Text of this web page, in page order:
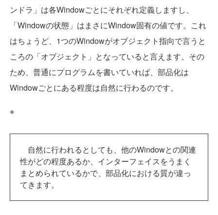
ンドラ」は各Windowごとにそれぞれ定義しますし、
「Windowの状態」はまさにWindow固有の値です。これ
はちょうど、1つのWindowがオブジェクト指向で言うと
ころの「オブジェクト」となっていると言えます。その
ため、普通にプログラムを書いていれば、部品化は
Windowごとにある程度は自然に行わるのです。
※
自然に行われるとしても、他のWindowとの関連
性がどの程度あるか、インターフェイスをうまく
まとめられているかで、部品化における質が違っ
てきます。